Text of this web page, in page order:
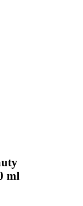
ml